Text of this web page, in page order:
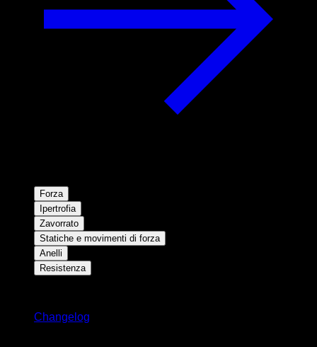
Forza
Ipertrofia
Zavorrato
Statiche e movimenti di forza
Anelli
Resistenza
Changelog